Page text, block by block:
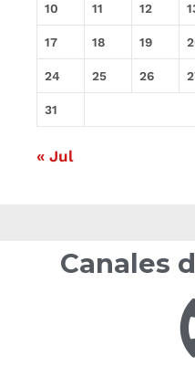
10 11 12
17 18 19
24 25 26
31
« Jul
Canales